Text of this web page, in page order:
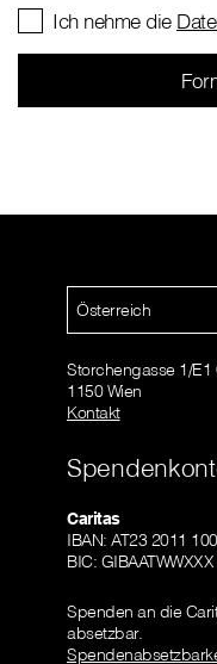
Ich nehme die
Österreich
Storchengasse 1/E1
1150 Wien
Kontakt
Caritas
IBAN: AT23 2011
BIC: GIBAATWWXXX
Spenden an die
absetzbar.